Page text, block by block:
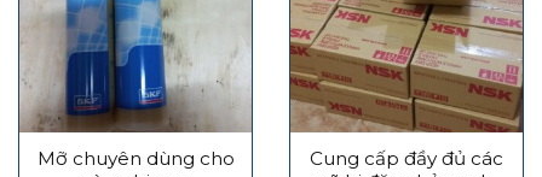
Mỡ chuyên dùng cho
Cung cấp đầy đủ các